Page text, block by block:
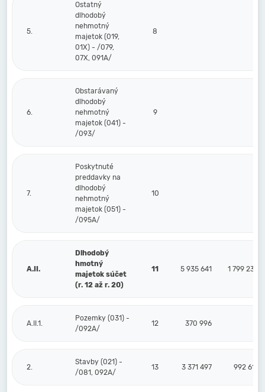
5.
Ostatný
dlhodobý
nehmotný
majetok (019,
01X) - /079,
07X, 091A/
8
6.
Obstarávaný
dlhodobý
nehmotný
majetok (041) -
/093/
9
7.
Poskytnuté
preddavky na
dlhodobý
nehmotný
majetok (051) -
/095A/
10
A.II.
Dlhodobý
hmotný
majetok súčet
(r. 12 až r. 20)
11 5 935 641 1 799 230
A.II.1.
Pozemky (031) -
/092A/
12 370 996
2.
Stavby (021) -
/081, 092A/
13 3 371 497 992 615